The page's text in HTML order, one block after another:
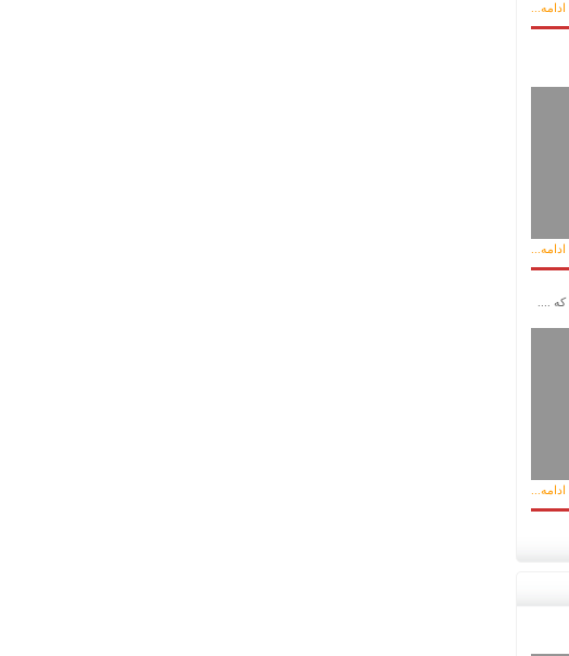
ادامه...
ادامه...
....
ادامه...